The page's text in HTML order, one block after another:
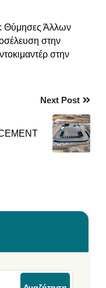
Θύμησες Άλλων
στην
στην
Next Post